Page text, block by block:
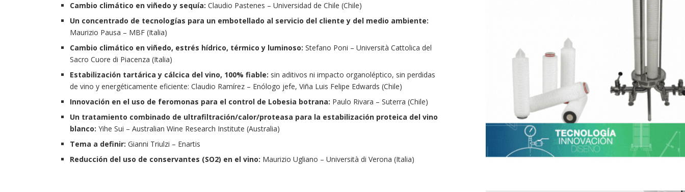
Cambio climático en viñedo y sequía: Claudio Pastenes – Universidad de Chile (Chile)
Un concentrado de tecnologías para un embotellado al servicio del cliente y del medio ambiente:
Maurizio Pausa – MBF (Italia)
Cambio climático en viñedo, estrés hídrico, térmico y luminoso: Stefano Poni – Università Cattolica del
Sacro Cuore di Piacenza (Italia)
Estabilización tartárica y cálcica del vino, 100% fiable: sin aditivos ni impacto organoléptico, sin perdidas
de vino y energéticamente eficiente: Claudio Ramírez – Enólogo jefe, Viña Luis Felipe Edwards (Chile)
Innovación en el uso de feromonas para el control de Lobesia botrana: Paulo Rivara – Suterra (Chile)
Un tratamiento combinado de ultrafiltración/calor/proteasa para la estabilización proteica del vino
blanco: Yihe Sui – Australian Wine Research Institute (Australia)
Tema a definir: Gianni Triulzi – Enartis
Reducción del uso de conservantes (SO2) en el vino: Maurizio Ugliano – Università di Verona (Italia)